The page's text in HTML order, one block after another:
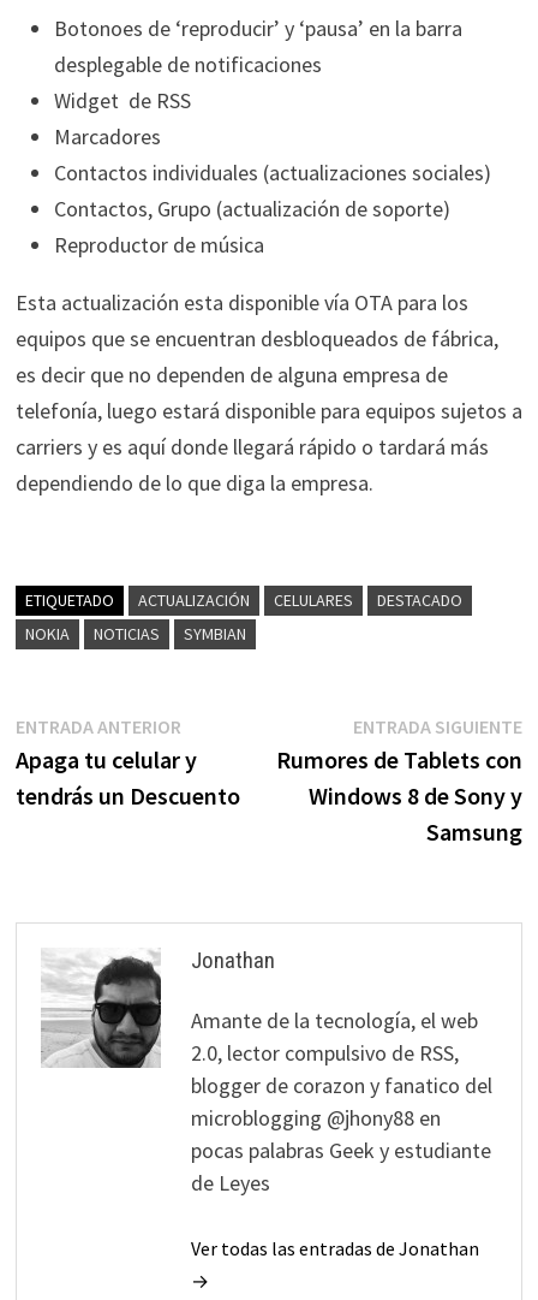
Botonoes de ‘reproducir’ y ‘pausa’ en la barra
desplegable de notificaciones
Widget de RSS
Marcadores
Contactos individuales (actualizaciones sociales)
Contactos, Grupo (actualización de soporte)
Reproductor de música
Esta actualización esta disponible vía OTA para los
equipos que se encuentran desbloqueados de fábrica,
es decir que no dependen de alguna empresa de
telefonía, luego estará disponible para equipos sujetos a
carriers y es aquí donde llegará rápido o tardará más
dependiendo de lo que diga la empresa.
ETIQUETADO ACTUALIZACIÓN CELULARES
DESTACADO
NOKIA
NOTICIAS SYMBIAN
Navegación
de
ENTRADA ANTERIOREntrada
anterior:
Apaga tu celular y
tendrás un Descuento
ENTRADA SIGUIENTE
Rumores de Tablets con
Windows 8 de Sony y
Samsung
Jonathan
Amante de la tecnología, el web
2.0, lector compulsivo de RSS,
blogger de corazon y fanatico del
microblogging @jhony88 en
pocas palabras Geek y estudiante
de Leyes
Ver todas las entradas de Jonathan
→